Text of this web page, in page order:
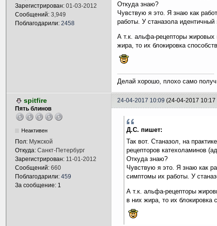
Зарегистрирован: 01-03-2012
Сообщений: 3,949
Поблагодарили: 2458
Откуда знаю?
Чувствую я это. Я знаю как
работы. У станазола
А т.к. альфа-рецепторы жировых
жира, то их блокировка
Делай хорошо, плохо само
spitfire 24-04-2017 10:09 (24-04-2017 10:17
Пять блинов
Неактивен
Пол: Мужской
Откуда: Санкт-Петербург
Зарегистрирован: 11-01-2012
Сообщений: 660
Поблагодарили: 459
За сообщение: 1
Д.С. пишет:
Так вот. Станазол, на
рецепторов катехоламинов
Откуда знаю?
Чувствую я это. Я знаю как
симптомы их работы. У
А т.к. альфа-рецепторы
в них жира, то их блокировка